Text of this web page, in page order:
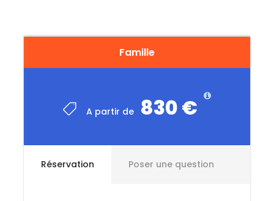
Famille
A partir de 830 €
Réservation Poser une question